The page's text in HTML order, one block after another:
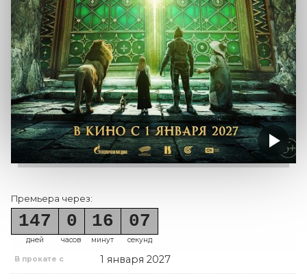
Премьера через:
147
дней
0
часов
16
минут
07
секунд
В прокате с 1 января 2027